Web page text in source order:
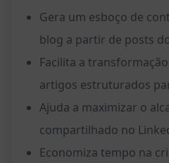
Gera um esboço de
blog a partir de posts
Facilita a
artigos estruturados
Ajuda a maximizar o
compartilhado no
Economiza tempo na